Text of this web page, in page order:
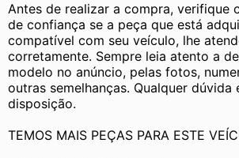
Antes de realizar a compra, verifique
de confiança se a peça que está
compatível com seu veículo, lhe
corretamente. Sempre leia atento a
modelo no anúncio, pelas fotos,
outras semelhanças. Qualquer dúvida
disposição.
TEMOS MAIS PEÇAS PARA ESTE